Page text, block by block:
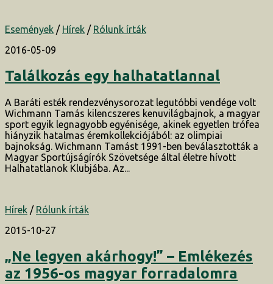
Események / Hírek / Rólunk írták
2016-05-09
Találkozás egy halhatatlannal
A Baráti esték rendezvénysorozat legutóbbi vendége volt
Wichmann Tamás kilencszeres kenuvilágbajnok, a magyar
sport egyik legnagyobb egyénisége, akinek egyetlen trófea
hiányzik hatalmas éremkollekciójából: az olimpiai
bajnokság. Wichmann Tamást 1991-ben beválasztották a
Magyar Sportújságírók Szövetsége által életre hívott
Halhatatlanok Klubjába. Az...
Hírek / Rólunk írták
2015-10-27
„Ne legyen akárhogy!” – Emlékezés
az 1956-os magyar forradalomra